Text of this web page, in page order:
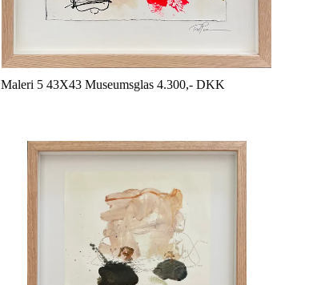
Maleri 5 43X43 Museumsglas 4.300,- DKK